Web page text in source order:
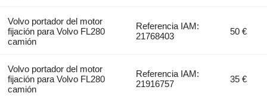
Volvo portador del motor
fijación para Volvo FL280
camión
Referencia IAM:
21768403
50 €
Volvo portador del motor
fijación para Volvo FL280
camión
Referencia IAM:
21916757
35 €